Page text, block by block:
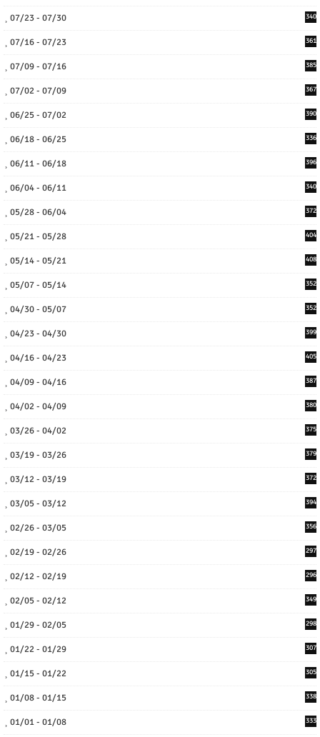
07/23 - 07/30 340
07/16 - 07/23 361
07/09 - 07/16 385
07/02 - 07/09 367
06/25 - 07/02 390
06/18 - 06/25 336
06/11 - 06/18 396
06/04 - 06/11 340
05/28 - 06/04 372
05/21 - 05/28 404
05/14 - 05/21 408
05/07 - 05/14 352
04/30 - 05/07 352
04/23 - 04/30 399
04/16 - 04/23 405
04/09 - 04/16 387
04/02 - 04/09 380
03/26 - 04/02 375
03/19 - 03/26 379
03/12 - 03/19 372
03/05 - 03/12 394
02/26 - 03/05 356
02/19 - 02/26 297
02/12 - 02/19 296
02/05 - 02/12 349
01/29 - 02/05 298
01/22 - 01/29 307
01/15 - 01/22 305
01/08 - 01/15 338
01/01 - 01/08 333